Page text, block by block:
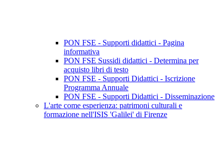
PON FSE - Supporti didattici - Pagina
informativa
PON FSE Sussidi didattici - Determina per
acquisto libri di testo
PON FSE - Supporti Didattici - Iscrizione
Programma Annuale
PON FSE - Supporti Didattici - Disseminazione
L'arte come esperienza: patrimoni culturali e
formazione nell'ISIS 'Galilei' di Firenze